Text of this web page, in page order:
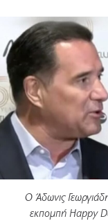
Ο Άδωνις
εκπομπή Happy